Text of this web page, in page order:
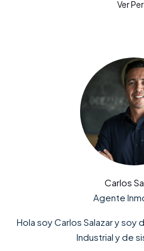
Carlos
Agente
Hola soy Carlos Salazar y soy
Industrial y de